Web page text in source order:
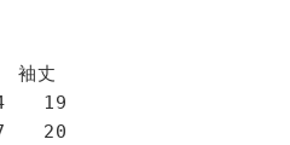
丈
19
20